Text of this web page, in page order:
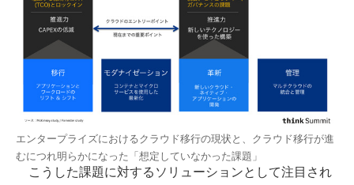
エンタープライズにおけるクラウド移行の現状と、クラウド移行が進
むにつれ明らかになった「想定していなかった課題」
こうした課題に対するソリューションとして注目され